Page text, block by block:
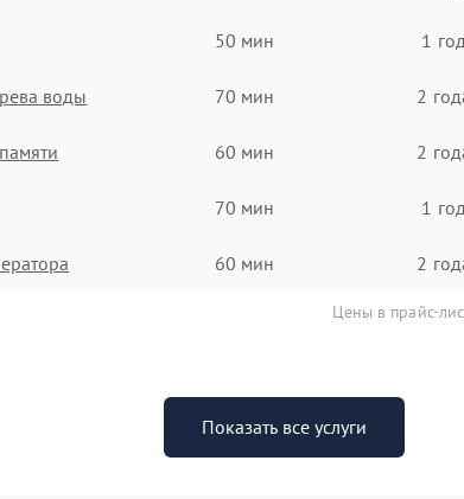
50 мин 1 год
воды 70 мин 2
60 мин 2
70 мин 1 год
60 мин 2
Цены в прайс-
Показать все услуги